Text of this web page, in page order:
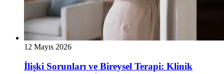
12 Mayıs 2026
İlişki Sorunları ve Bireysel Terapi: Klinik